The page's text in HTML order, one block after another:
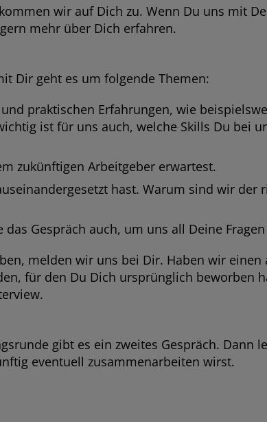
wir auf Dich zu. Wenn Du uns mit
mehr über Dich erfahren.
Dir geht es um folgende Themen:
praktischen Erfahrungen, wie
ist für uns auch, welche Skills Du bei
zukünftigen Arbeitgeber erwartest.
hast. Warum sind wir der
Gespräch auch, um uns all Deine
melden wir uns bei Dir. Haben wir einen
für den Du Dich ursprünglich beworben
gibt es ein zweites Gespräch. Dann
eventuell zusammenarbeiten wirst.